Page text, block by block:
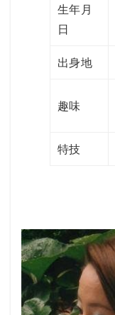
生年月
日
出身地
趣味
特技